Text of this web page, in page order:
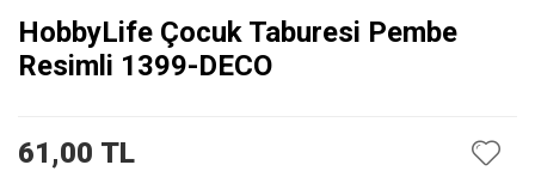
HobbyLife Çocuk Taburesi Pembe
Resimli 1399-DECO
61,00 TL